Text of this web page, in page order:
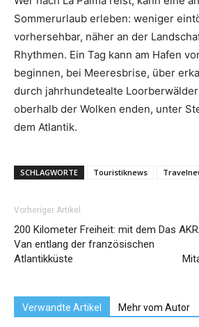
Sommerurlaub erleben: weniger
vorhersehbar, näher an der
Rhythmen. Ein Tag kann am Hafen
beginnen, bei Meeresbrise, über
durch jahrhundetealte
oberhalb der Wolken enden, unter
dem Atlantik.
SCHLAGWORTE Touristiknews
Vorheriger Artikel
200 Kilometer Freiheit: mit dem
Van entlang der französischen
Atlantikküste
Das
Verwandte Artikel Mehr vom Autor